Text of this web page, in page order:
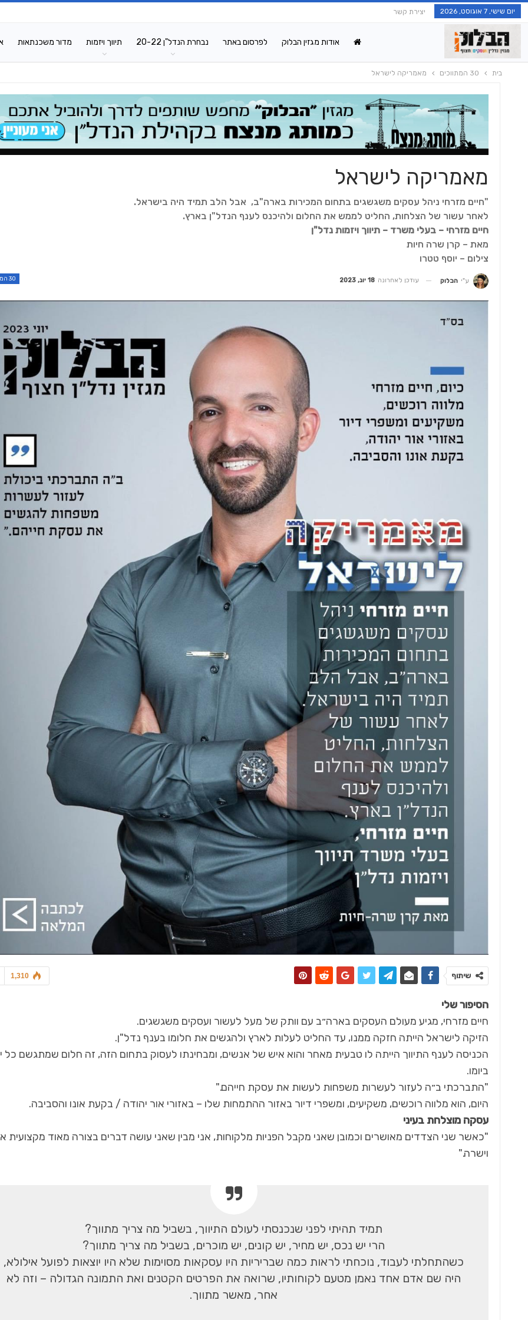
יום שישי, 7 אוגוסט, 2026 יצירת קשר
אודות מגזין הבלוק לפרסום באתר נבחרת הנדל"ן 20-22 תיווך ויזמות מדור משכנתאות
בית 30 המתווכים מאמריקה לישראל
מאמריקה לישראל
"חיים מזרחי ניהל עסקים משגשגים בתחום המכירות בארה"ב, אבל הלב תמיד היה בישראל.
לאחר עשור של הצלחות, החליט לממש את החלום ולהיכנס לענף הנדל"ן בארץ.
חיים מזרחי – בעלי משרד – תיווך ויזמות נדל"ן
מאת – קרן שרה חיות
צילום – יוסף טטרו
30 המתווכים ע"י הבלוק עודכן לאחרונה 18 יונ, 2023
1,310 שיתוף
הסיפור שלי
חיים מזרחי, מגיע מעולם העסקים בארה״ב עם וותק של מעל לעשור ועסקים משגשגים.
הזיקה לישראל הייתה חזקה ממנו, עד החליט לעלות לארץ ולהגשים את חלומו בענף נדל"ן.
הכניסה לענף התיווך הייתה לו טבעית מאחר והוא איש של אנשים, ומבחינתו לעסוק בתחום הזה, זה חלום שמתגשם כל
ביומו.
"התברכתי ב״ה לעזור לעשרות משפחות לעשות את עסקת חייהם."
היום, הוא מלווה רוכשים, משקיעים, ומשפרי דיור באזור ההתמחות שלו – באזורי אור יהודה / בקעת אונו והסביבה.
עסקה מוצלחת בעיני
"כאשר שני הצדדים מאושרים וכמובן שאני מקבל הפניות מלקוחות, אני מבין שאני עושה דברים בצורה מאוד מקצועית
וישרה."
תמיד תהיתי לפני שנכנסתי לעולם התיווך, בשביל מה צריך מתווך?
הרי יש נכס, יש מחיר, יש קונים, יש מוכרים, בשביל מה צריך מתווך?
כשהתחלתי לעבוד, נוכחתי לראות כמה שבריריות היו עסקאות מסוימות שלא היו יוצאות לפועל אילולא,
היה שם אדם אחד נאמן מטעם לקוחותיו, שרואה את הפרטים הקטנים ואת התמונה הגדולה – וזה לא
אחר, מאשר מתווך.
אדריכלות ועיצוב
הכי רחוק מהסטנדרט
כל מה שחם בנדל"ן
למה אנחנו מאוהבים בעיצוב הסקנדינבי?
רחובות וזה רק ילך…